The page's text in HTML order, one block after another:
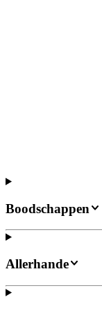
Boodschappen
Allerhande